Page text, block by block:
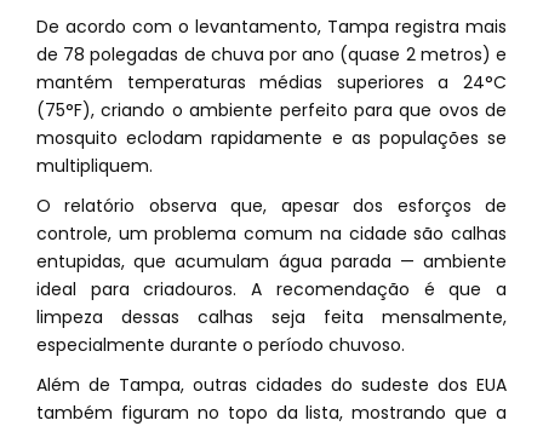
De acordo com o levantamento, Tampa registra mais
de 78 polegadas de chuva por ano (quase 2 metros) e
mantém temperaturas médias superiores a 24°C
(75°F), criando o ambiente perfeito para que ovos de
mosquito eclodam rapidamente e as populações se
multipliquem.
O relatório observa que, apesar dos esforços de
controle, um problema comum na cidade são calhas
entupidas, que acumulam água parada — ambiente
ideal para criadouros. A recomendação é que a
limpeza dessas calhas seja feita mensalmente,
especialmente durante o período chuvoso.
Além de Tampa, outras cidades do sudeste dos EUA
também figuram no topo da lista, mostrando que a